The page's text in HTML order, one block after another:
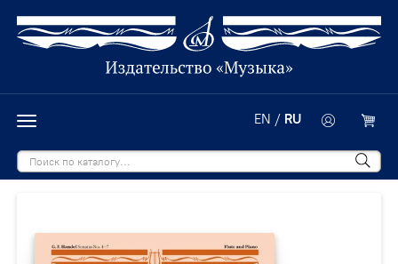
EN / RU